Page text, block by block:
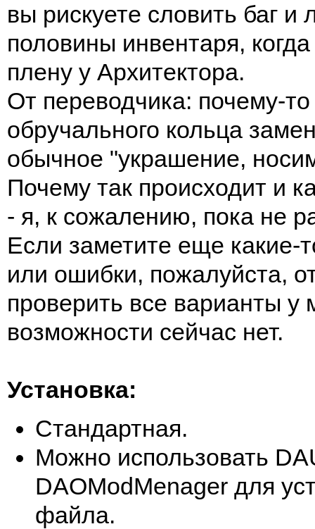
вы рискуете словить баг и
половины инвентаря,
плену у Архитектора.
От переводчика: почему-
обручального кольца
обычное "украшение,
Почему так происходит и
- я, к сожалению, пока не
Если заметите еще какие-
или ошибки, пожалуйста,
проверить все варианты у
возможности сейчас нет.
Установка:
Стандартная.
Можно использовать
DAOModMenager для
файла.